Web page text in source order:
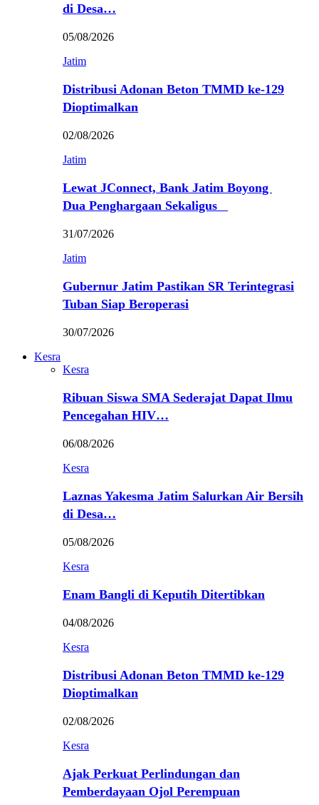
di Desa…
05/08/2026
Jatim
Distribusi Adonan Beton TMMD ke-129
Dioptimalkan
02/08/2026
Jatim
Lewat JConnect, Bank Jatim Boyong
Dua Penghargaan Sekaligus
31/07/2026
Jatim
Gubernur Jatim Pastikan SR Terintegrasi
Tuban Siap Beroperasi
30/07/2026
Kesra
Kesra
Ribuan Siswa SMA Sederajat Dapat Ilmu
Pencegahan HIV…
06/08/2026
Kesra
Laznas Yakesma Jatim Salurkan Air Bersih
di Desa…
05/08/2026
Kesra
Enam Bangli di Keputih Ditertibkan
04/08/2026
Kesra
Distribusi Adonan Beton TMMD ke-129
Dioptimalkan
02/08/2026
Kesra
Ajak Perkuat Perlindungan dan
Pemberdayaan Ojol Perempuan